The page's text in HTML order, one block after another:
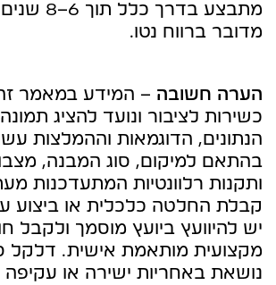
מתבצע בדרך
מדובר ברווח נטו.
הערה חשובה – המידע במאמר
כשירות לציבור ונועד להציג
הנתונים, הדוגמאות וההמלצות
בהתאם למיקום, סוג המבנה,
ותקנות רלוונטיות המתעדכנות
קבלת החלטה כלכלית או ביצוע
יש להיוועץ ביועץ מוסמך ולקבל
מקצועית מותאמת אישית. דלקל
נושאת באחריות ישירה או עקיפה